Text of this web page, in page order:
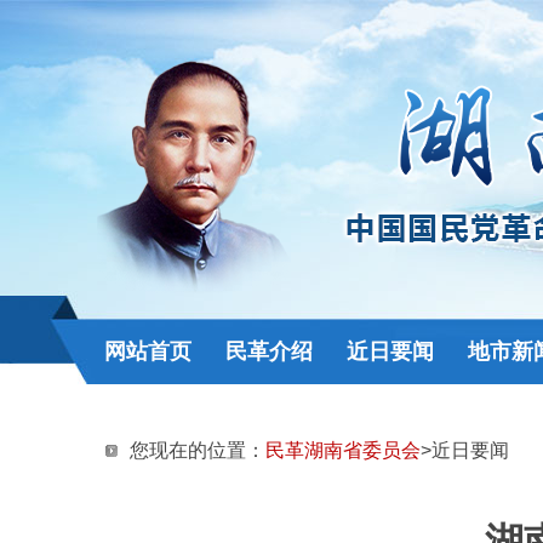
网站首页 民革介绍 近日要闻 地市新
您现在的位置： 民革湖南省委员会>近日要闻